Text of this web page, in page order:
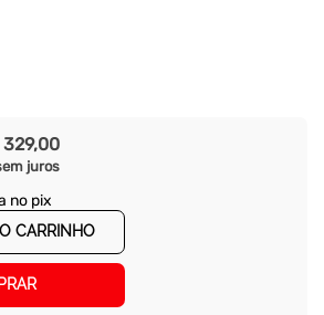
329,00
juros
no pix
CARRINHO